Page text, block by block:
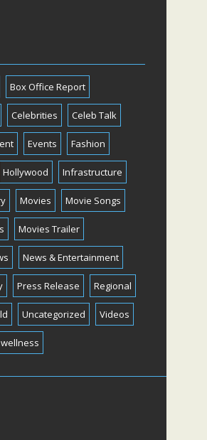
Box Office Report
Celebrities Celeb Talk
Events Fashion
Hollywood Infrastructure
Movies Movie Songs
Movies Trailer
News & Entertainment
Press Release Regional
Uncategorized Videos
wellness